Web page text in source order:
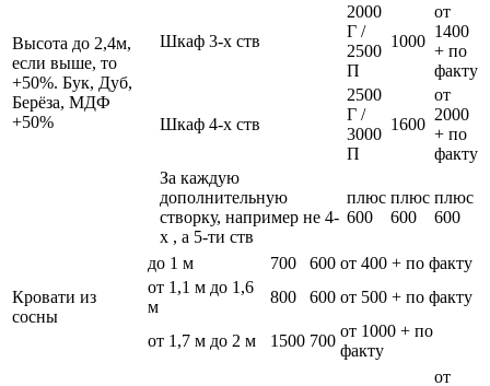
Высота до 2,4м,
если выше, то
+50%. Бук, Дуб,
Берёза, МДФ
+50%
Шкаф 3-х ств
2000
Г /
2500
П
1000
от
1400
+ по
факту
Шкаф 4-х ств
2500
Г /
3000
П
1600
от
2000
+ по
факту
За каждую
дополнительную
створку, например не 4-
х , а 5-ти ств
плюс
600
плюс
600
плюс
600
Кровати из
сосны
до 1 м 700 600 от 400 + по факту
от 1,1 м до 1,6
м
800 600 от 500 + по факту
от 1,7 м до 2 м 1500 700
от 1000 + по
факту
от